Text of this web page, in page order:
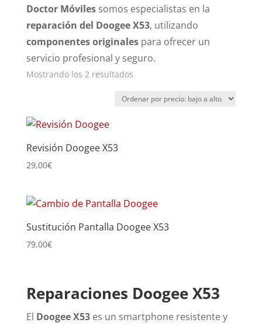
Doctor Móvilessomos especialistas en la
reparación del Doogee X53, utilizando
componentes originalespara ofrecer un
servicio profesional y seguro.
Mostrando los 2 resultadosOrdenado
precio:
Revisión Doogee X53
29,00€
Sustitución Pantalla Doogee X53
79,00€
Reparaciones Doogee X53
El Doogee X53es un smartphone resistente y